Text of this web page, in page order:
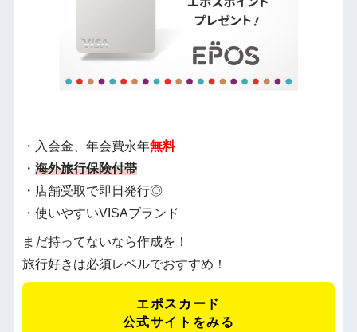
・入会金、年会費永年無料
・ 海外旅行保険付帯
・店舗受取で即日発行◎
・使いやすいVISAブランド
まだ持ってないなら作成を！
旅行好きは必須レベルでおすすめ！
エポスカード
公式サイトをみる